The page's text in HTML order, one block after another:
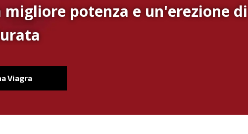
migliore potenza e un'erezione di
Viagra